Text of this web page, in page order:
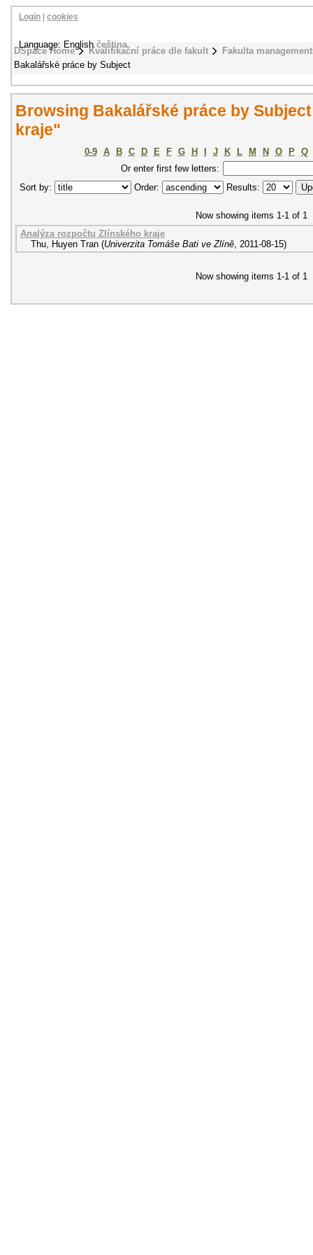
DSpace Home Kvalifikační práce dle fakult
Fakulta
Bakalářské práce by Subject
Login cookies
Language: Englishčeština
Browsing Bakalářské práce by
kraje"
0-9 A B C D E F G H J K L M N O P
Q
Or enter first few letters:
Sort by:
Order: Results:
Now showing items 1-1 of 1
Analýza rozpočtu Zlínského kraje
Thu, Huyen Tran (Univerzita Tomáše Bati ve Zlíně, 2011-08-15)
Now showing items 1-1 of 1